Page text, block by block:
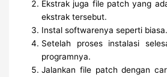
Ekstrak juga file patch yang
ekstrak tersebut.
Instal softwarenya seperti biasa.
Setelah proses instalasi
programnya.
Jalankan file patch dengan